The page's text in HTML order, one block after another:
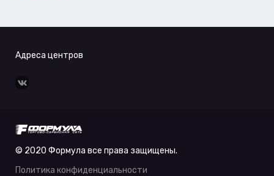
Адреса центров
© 2020 Формула все права защищены.
Политика конфиденциальности